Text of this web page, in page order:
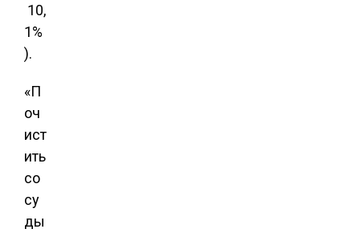
10,
1%
).
«П
оч
ист
ить
со
су
ды